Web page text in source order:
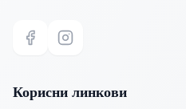
Корисни линкови